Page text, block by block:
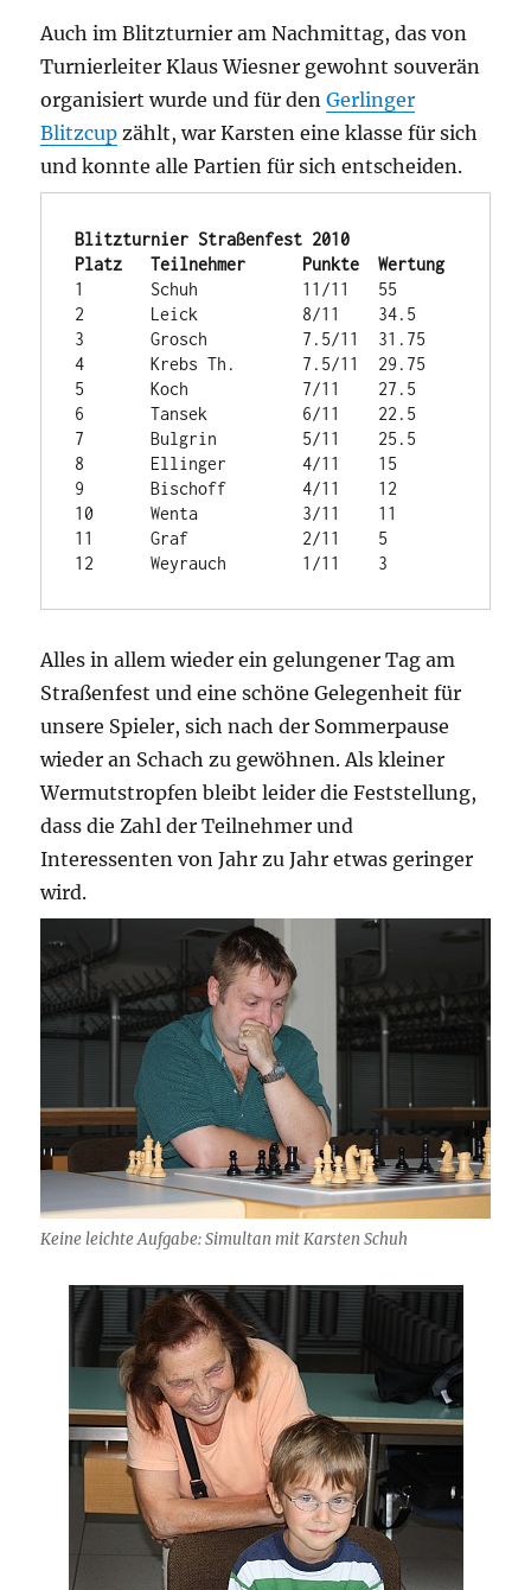
Auch im Blitzturnier am Nachmittag, das von
Turnierleiter Klaus Wiesner gewohnt souverän
organisiert wurde und für denGerlinger
Blitzcup zählt, war Karsten eine klasse für sich
und konnte alle Partien für sich entscheiden.
Blitzturnier Straßenfest 2010
Platz	Teilnehmer	Punkte	Wertung
1	Schuh	        11/11	55
2	Leick	        8/11	34.5
3	Grosch	        7.5/11	31.75
4	Krebs Th.	7.5/11	29.75
5	Koch	        7/11	27.5
6	Tansek	        6/11	22.5
7	Bulgrin	        5/11	25.5
8	Ellinger	4/11	15
9	Bischoff	4/11	12
10	Wenta	        3/11	11
11	Graf	        2/11	5
12	Weyrauch	1/11	3
Alles in allem wieder ein gelungener Tag am
Straßenfest und eine schöne Gelegenheit für
unsere Spieler, sich nach der Sommerpause
wieder an Schach zu gewöhnen. Als kleiner
Wermutstropfen bleibt leider die Feststellung,
dass die Zahl der Teilnehmer und
Interessenten von Jahr zu Jahr etwas geringer
wird.
Keine leichte Aufgabe: Simultan mit Karsten Schuh